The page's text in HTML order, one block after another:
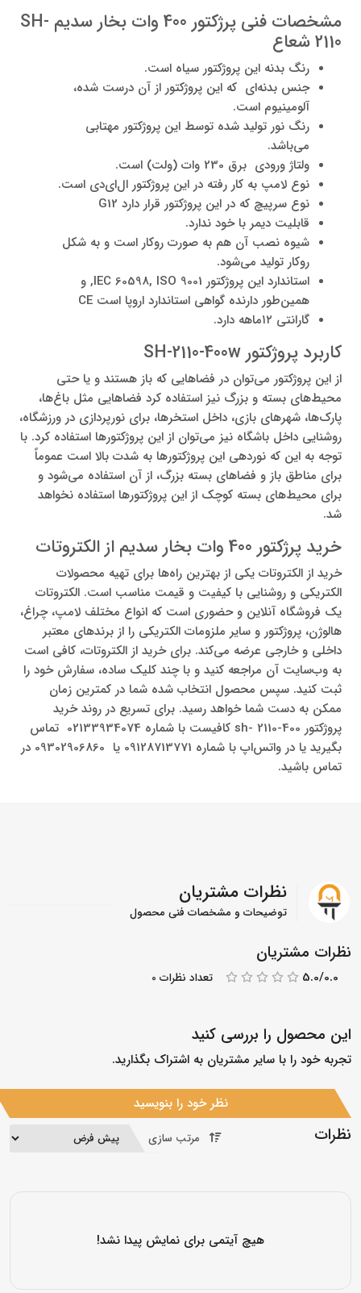
مشخصات فنی پرژکتور 400 وات بخار سدیم SH-
2110 شعاع
رنگ بدنه این پروژکتور سیاه است.
جنس بدنه‌ای که این پروژکتور از آن درست شده،
آلومینیوم است.
رنگ نور تولید شده توسط این پروژکتور مهتابی
می‌باشد.
ولتاژ ورودی برق 230 وات (ولت) است.
نوع لامپ به کار رفته در این پروژکتور ال‌ای‌دی است.
نوع سرپیچ که در این پروژکتور قرار دارد G12
قابلیت دیمر با خود ندارد.
شیوه نصب آن هم به صورت روکار است و به شکل
روکار تولید می‌شود.
استاندارد این پروژکتور IEC 60598, ISO 9001, و
همین‌طور دارنده گواهی استاندارد اروپا است CE
گارانتی ۱۲ماهه دارد.
کاربرد پروژکتور SH-2110-400w
از این پروژکتور می‌توان در فضاهایی که باز هستند و یا حتی
محیط‌های بسته و بزرگ نیز استفاده کرد فضاهایی مثل باغ‌ها،
پارک‌ها، شهرهای بازی، داخل استخرها، برای نورپردازی در ورزشگاه،
روشنایی داخل باشگاه نیز می‌توان از این پروژکتورها استفاده کرد. با
توجه به این که نوردهی این پروژکتورها به شدت بالا است عموماً
برای مناطق باز و فضاهای بسته بزرگ، از آن استفاده می‌شود و
برای محیط‌های بسته کوچک از این پروژکتورها استفاده نخواهد
شد.
خرید پرژکتور 400 وات بخار سدیم از الکتروتات
خرید از الکتروتات یکی از بهترین راه‌ها برای تهیه محصولات
الکتریکی و روشنایی با کیفیت و قیمت مناسب است. الکتروتات
یک فروشگاه آنلاین و حضوری است که انواع مختلف لامپ، چراغ،
هالوژن، پروژکتور و سایر ملزومات الکتریکی را از برندهای معتبر
داخلی و خارجی عرضه می‌کند. برای خرید از الکتروتات، کافی است
به وب‌سایت آن مراجعه کنید و با چند کلیک ساده، سفارش خود را
ثبت کنید. سپس محصول انتخاب شده شما در کمترین زمان
ممکن به دست شما خواهد رسید. برای تسریع در روند خرید
پروژکتور sh- 2110-400 کافیست با شماره 02133934074 تماس
بگیرید یا در واتس‌اپ با شماره 09128713771 یا 09302906860 در
تماس باشید.
نظرات مشتریان
توضیحات و مشخصات فنی محصول
نظرات مشتریان
5.0/0.0 تعداد نظرات 0
این محصول را بررسی کنید
تجربه خود را با سایر مشتریان به اشتراک بگذارید.
نظر خود را بنویسید
نظرات مرتب سازی
هیچ آیتمی برای نمایش پیدا نشد!